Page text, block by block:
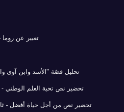
تعبير عن روما
تحليل قصّة "الأسد وابن آوى
تحضير نص تحية العلم الوطني -
تحضير نص من أجل حياة أفضل -